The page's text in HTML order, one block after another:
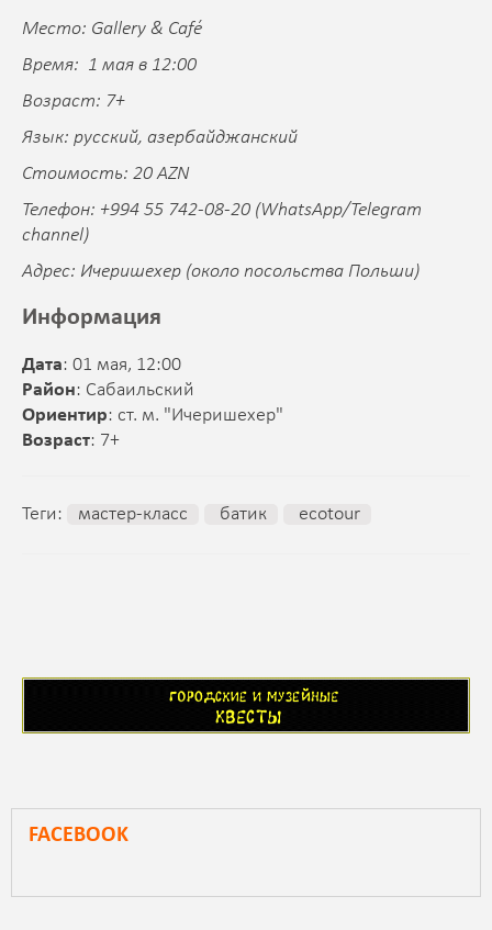
Место: Gallery & Café
Время: 1 мая в 12:00
Возраст: 7+
Язык: русский, азербайджанский
Стоимость: 20 AZN
Телефон: +994 55 742-08-20 (WhatsApp/Telegram
channel)
Адрес: Ичеришехер (около посольства Польши)
Информация
Дата: 01 мая, 12:00
Район: Сабаильский
Ориентир: ст. м. "Ичеришехер"
Возраст: 7+
Теги: мастер-класс батик ecotour
FACEBOOK